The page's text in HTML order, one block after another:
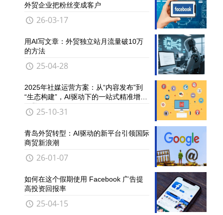
外贸企业把粉丝变成客户
26-03-17
用AI写文章：外贸独立站月流量破10万
的方法
25-04-28
2025年社媒运营方案：从“内容发布”到
“生态构建”，AI驱动下的一站式精准增长
25-10-31
青岛外贸转型：AI驱动的新平台引领国际
商贸新浪潮
26-01-07
如何在这个假期使用 Facebook 广告提
高投资回报率
25-04-15